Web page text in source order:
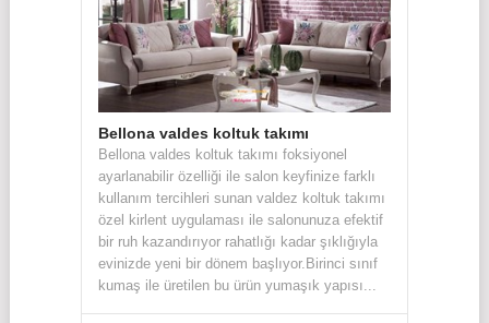
Bellona valdes koltuk takımı
Bellona valdes koltuk takımı foksiyonel
ayarlanabilir özelliği ile salon keyfinize farklı
kullanım tercihleri sunan valdez koltuk takımı
özel kirlent uygulaması ile salonunuza efektif
bir ruh kazandırıyor rahatlığı kadar şıklığıyla
evinizde yeni bir dönem başlıyor.Birinci sınıf
kumaş ile üretilen bu ürün yumaşık yapısı...